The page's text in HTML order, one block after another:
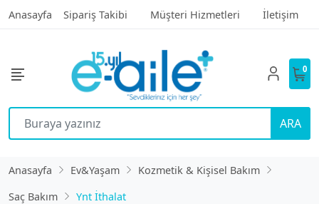
Anasayfa Sipariş Takibi Müşteri Hizmetleri İletişim
ARA
0
Anasayfa Ev&Yaşam
Kozmetik & Kişisel Bakım
Saç Bakım
Ynt İthalat